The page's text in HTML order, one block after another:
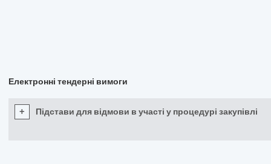
Електронні тендерні вимоги
+ Підстави для відмови в участі у процедурі закупівлі